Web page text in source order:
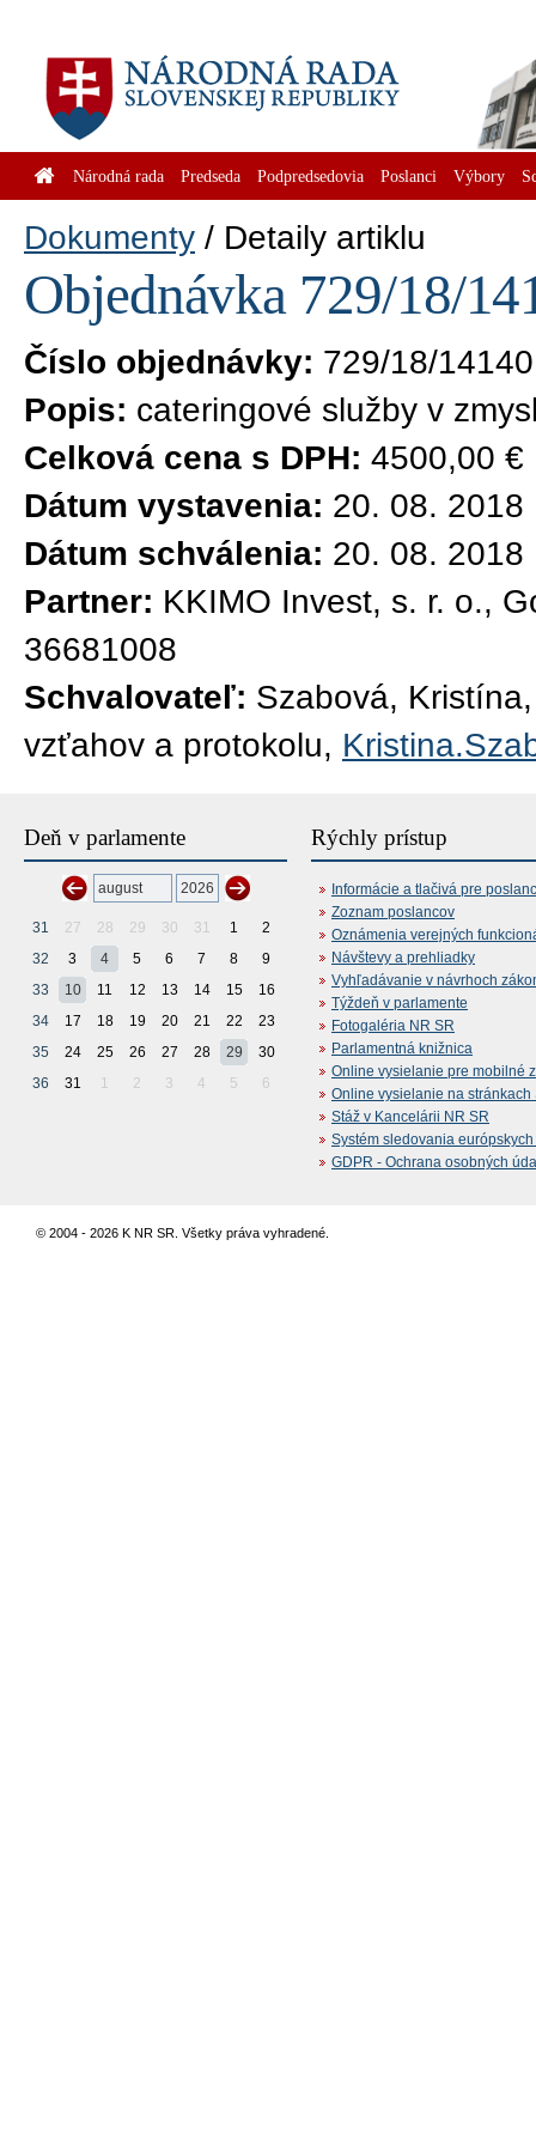
Národná rada Predseda Podpredsedovia Poslanci Výbory
Dokumenty Detaily artiklu
Objednávka 729/18/
Číslo objednávky: 729/18/14140
Popis: cateringové služby v
Celková cena s DPH: 4500,00 €
Dátum vystavenia: 20. 08. 2018
Dátum schválenia: 20. 08. 2018
Partner: KKIMO Invest, s. r. o.,
36681008
Schvalovateľ: Szabová,
vzťahov a protokolu,
Deň v parlamente
31 27 28 29 30 31 1
2
32
3 4 5 6 7 8
9
33
10 11 12 13 14 15
16
34
17 18 19 20 21 22
23
35
24 25 26 27 28 29
30
36
31 1 2 3 4 5 6
Rýchly prístup
Informácie a tlačivá pre
Zoznam poslancov
Oznámenia verejných
Návštevy a prehliadky
Vyhľadávanie v návrhoch
Týždeň v parlamente
Fotogaléria NR SR
Parlamentná knižnica
Online vysielanie pre mobilné
Online vysielanie na stránkach
Stáž v Kancelárii NR SR
Systém sledovania
GDPR - Ochrana osobných
© 2004 - 2026 K NR SR. Všetky práva vyhradené.